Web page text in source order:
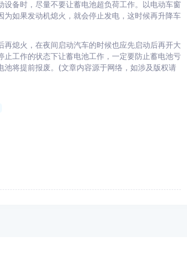
备时，尽量不要让蓄电池超负荷工作。以电动车窗
如果发动机熄火，就会停止发电，这时候再升降车
熄火，在夜间启动汽车的时候也应先启动后再开大
工作的状态下让蓄电池工作，一定要防止蓄电池亏
将提前报废。(文章内容源于网络，如涉及版权请